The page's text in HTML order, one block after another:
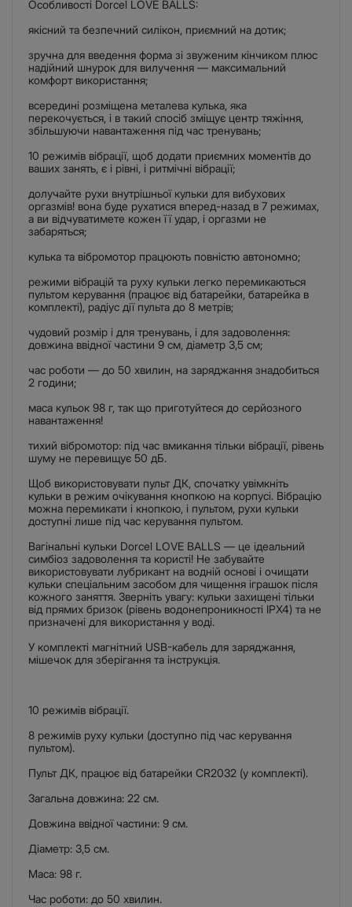
Особливості Dorcel LOVE BALLS:
якісний та безпечний силікон, приємний на дотик;
зручна для введення форма зі звуженим кінчиком плюс
надійний шнурок для вилучення — максимальний
комфорт використання;
всередині розміщена металева кулька, яка
перекочується, і в такий спосіб зміщує центр тяжіння,
збільшуючи навантаження під час тренувань;
10 режимів вібрації, щоб додати приємних моментів до
ваших занять, є і рівні, і ритмічні вібрації;
долучайте рухи внутрішньої кульки для вибухових
оргазмів! вона буде рухатися вперед-назад в 7 режимах,
а ви відчуватимете кожен її удар, і оргазми не
забаряться;
кулька та вібромотор працюють повністю автономно;
режими вібрацій та руху кульки легко перемикаються
пультом керування (працює від батарейки, батарейка в
комплекті), радіус дії пульта до 8 метрів;
чудовий розмір і для тренувань, і для задоволення:
довжина ввідної частини 9 см, діаметр 3,5 см;
час роботи — до 50 хвилин, на заряджання знадобиться
2 години;
маса кульок 98 г, так що приготуйтеся до серйозного
навантаження!
тихий вібромотор: під час вмикання тільки вібрації, рівень
шуму не перевищує 50 дБ.
Щоб використовувати пульт ДК, спочатку увімкніть
кульки в режим очікування кнопкою на корпусі. Вібрацію
можна перемикати і кнопкою, і пультом, рухи кульки
доступні лише під час керування пультом.
Вагінальні кульки Dorcel LOVE BALLS — це ідеальний
симбіоз задоволення та користі! Не забувайте
використовувати лубрикант на водній основі і очищати
кульки спеціальним засобом для чищення іграшок після
кожного заняття. Зверніть увагу: кульки захищені тільки
від прямих бризок (рівень водонепроникності IPX4) та не
призначені для використання у воді.
У комплекті магнітний USB-кабель для заряджання,
мішечок для зберігання та інструкція.
10 режимів вібрації.
8 режимів руху кульки (доступно під час керування
пультом).
Пульт ДК, працює від батарейки CR2032 (у комплекті).
Загальна довжина: 22 см.
Довжина ввідної частини: 9 см.
Діаметр: 3,5 см.
Маса: 98 г.
Час роботи: до 50 хвилин.